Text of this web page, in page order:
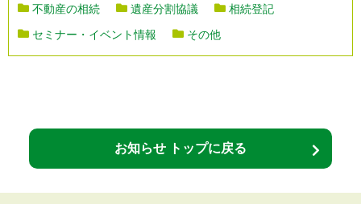
不動産の相続
遺産分割協議
相続登記
セミナー・イベント情報
その他
お知らせ トップに戻る